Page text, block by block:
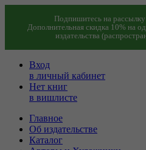
Подпишитесь на
Дополнительная скидка 10% на
издательства
Вход
в личный кабинет
Нет книг
в вишлисте
Главное
Об издательстве
Каталог